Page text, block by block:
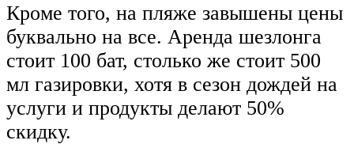
Кроме того, на пляже завышены цены
буквально на все. Аренда шезлонга
стоит 100 бат, столько же стоит 500
мл газировки, хотя в сезон дождей на
услуги и продукты делают 50%
скидку.